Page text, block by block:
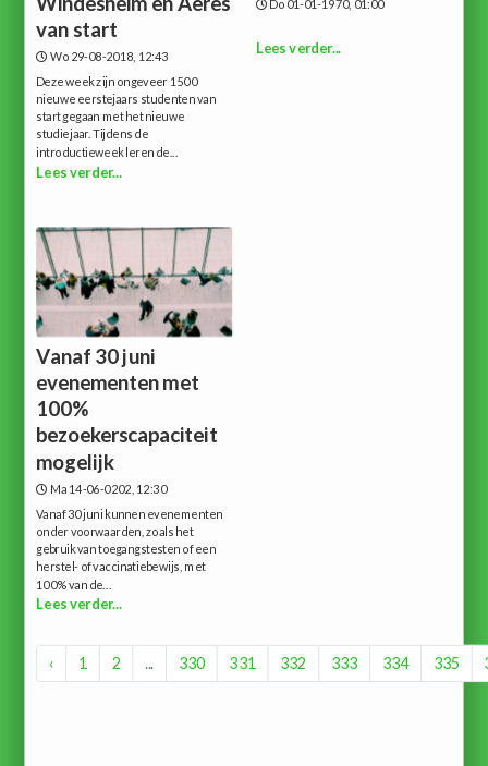
van start
Wo 29-08-2018, 12:43
Deze week zijn ongeveer 1500
nieuwe eerstejaars studenten van
start gegaan met het nieuwe
studiejaar. Tijdens de
introductieweek leren de...
Lees verder...
Do 01-01-1970, 01:00
Lees verder...
Vanaf 30 juni
evenementen met
100%
bezoekerscapaciteit
mogelijk
Ma 14-06-0202, 12:30
Vanaf 30 juni kunnen evenementen
onder voorwaarden, zoals het
gebruik van toegangstesten of een
herstel- of vaccinatiebewijs, met
100% van de...
Lees verder...
‹ 1 2 ... 330 331 332 333 334 335